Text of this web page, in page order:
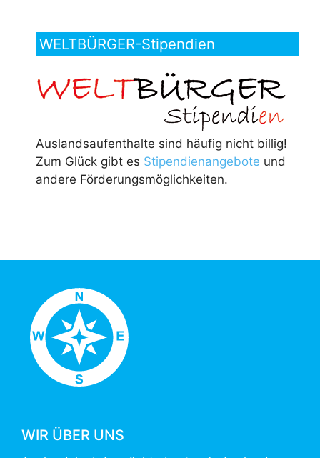
WELTBÜRGER-Stipendien
Auslandsaufenthalte sind häufig nicht billig!
Zum Glück gibt es Stipendienangebote und
andere Förderungsmöglichkeiten.
WIR ÜBER UNS